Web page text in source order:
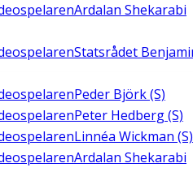
Ardalan Shekarabi
Statsrådet
Peder Björk (S)
Peter Hedberg (S)
Linnéa Wickman (S)
Ardalan Shekarabi